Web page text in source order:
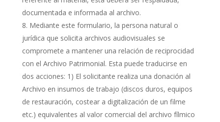
documentada e informada al archivo.
Mediante este formulario, la persona natural o
jurídica que solicita archivos audiovisuales se
compromete a mantener una relación de reciprocidad
con el Archivo Patrimonial. Esta puede traducirse en
dos acciones: 1) El solicitante realiza una donación al
Archivo en insumos de trabajo (discos duros, equipos
de restauración, costear a digitalización de un filme
etc.) equivalentes al valor comercial del archivo fílmico